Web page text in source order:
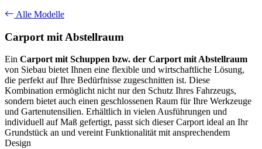
Alle Modelle
Carport mit Abstellraum
Ein Carport mit Schuppen bzw. der Carport mit Abstellraum
von Siebau bietet Ihnen eine flexible und wirtschaftliche Lösung,
die perfekt auf Ihre Bedürfnisse zugeschnitten ist. Diese
Kombination ermöglicht nicht nur den Schutz Ihres Fahrzeugs,
sondern bietet auch einen geschlossenen Raum für Ihre Werkzeuge
und Gartenutensilien. Erhältlich in vielen Ausführungen und
individuell auf Maß gefertigt, passt sich dieser Carport ideal an Ihr
Grundstück an und vereint Funktionalität mit ansprechendem
Design